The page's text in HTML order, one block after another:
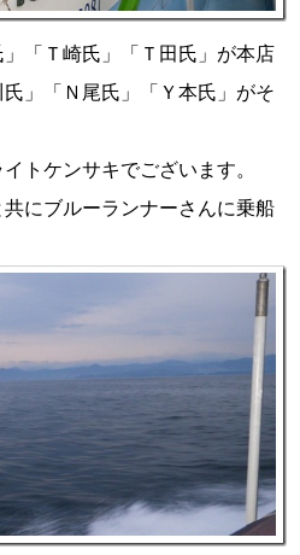
「Ｔ崎氏」「Ｔ田氏」が本店
」「Ｎ尾氏」「Ｙ本氏」がそ
トケンサキでございます。
共にブルーランナーさんに乗船